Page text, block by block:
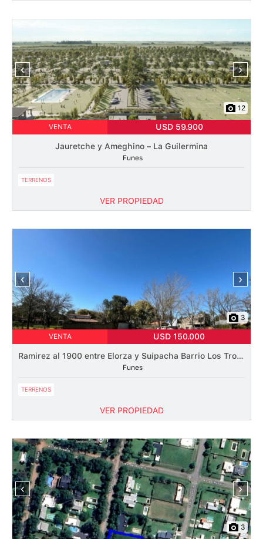
‹ ›
12
VENTA USD 59.900
Jauretche y Ameghino – La Guilermina
Funes
TERRENOS
VER PROPIEDAD
‹ ›
3
VENTA USD 150.000
Ramirez al 1900 entre Elorza y Suipacha Barrio Los Troncos
Funes
TERRENOS
VER PROPIEDAD
‹ ›
3